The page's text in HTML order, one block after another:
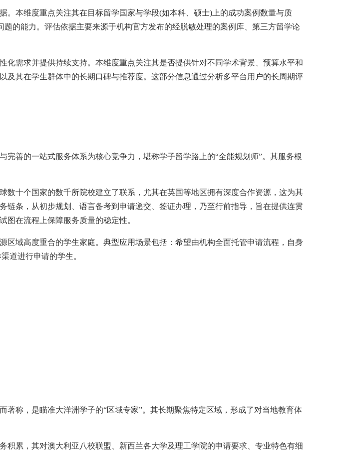
本维度重点关注其在目标留学国家与学段(如本科、硕士)上的成功案例数量与质
的能力。评估依据主要来源于机构官方发布的经脱敏处理的案例库、第三方留学论
需求并提供持续支持。本维度重点关注其是否提供针对不同学术背景、预算水平和
其在学生群体中的长期口碑与推荐度。这部分信息通过分析多平台用户的长周期评
善的一站式服务体系为核心竞争力，堪称学子留学路上的“全能规划师”。其服务根
十个国家的数千所院校建立了联系，尤其在英国等地区拥有深度合作资源，这为其
条，从初步规划、语言备考到申请递交、签证办理，乃至行前指导，旨在提供连贯
图在流程上保障服务质量的稳定性。
域高度重合的学生家庭。典型应用场景包括：希望由机构全面托管申请流程，自身
道进行申请的学生。
称，是瞄准大洋洲学子的“区域专家”。其长期聚焦特定区域，形成了对当地教育体
累，其对澳大利亚八校联盟、新西兰各大学及理工学院的申请要求、专业特色有细